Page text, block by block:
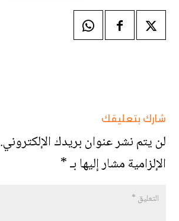
شارك بتعليقك
لن يتم نشر عنوان بريدك الإلكتروني.
الإلزامية مشار إليها بـ*